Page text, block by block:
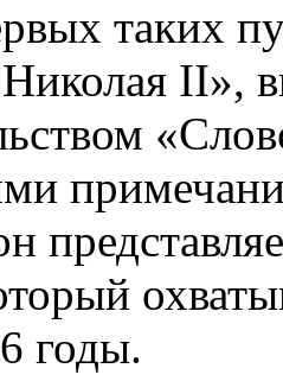
таких
II»,
годы.